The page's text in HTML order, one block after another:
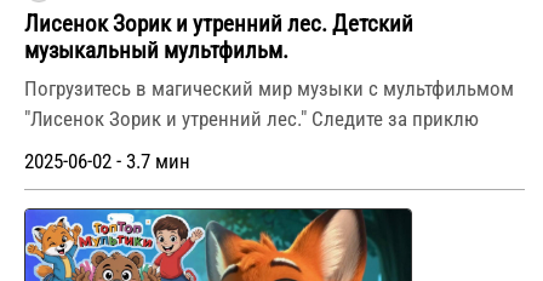
Лисенок Зорик и утренний лес. Детский
музыкальный мультфильм.
Погрузитесь в магический мир музыки с мультфильмом
"Лисенок Зорик и утренний лес." Следите за приклю
2025-06-02 - 3.7 мин